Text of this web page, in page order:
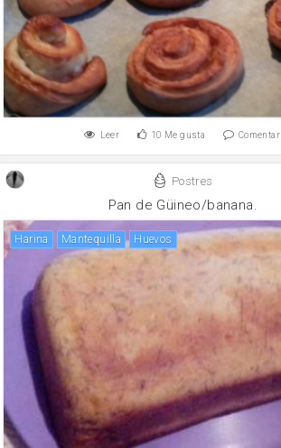
Leer 10 Me gusta Comentar
Postres
Pan de Güineo/banana.
harina mantequilla huevos